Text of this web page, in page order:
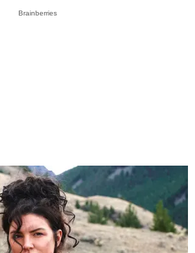
Brainberries